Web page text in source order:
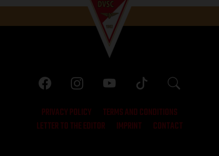
PRIVACY POLICY
TERMS AND CONDITIONS
LETTER TO THE EDITOR
IMPRINT CONTACT